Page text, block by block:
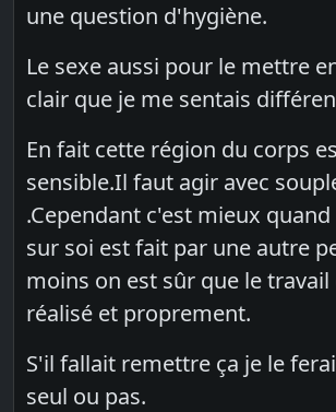
une question d'hygiène.
Le sexe aussi pour le mettre
clair que je me sentais
En fait cette région du corps
sensible.Il faut agir avec
.Cependant c'est mieux
sur soi est fait par une autre
moins on est sûr que le travail
réalisé et proprement.
S'il fallait remettre ça je le
seul ou pas.